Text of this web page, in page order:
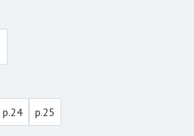
р.24 р.25